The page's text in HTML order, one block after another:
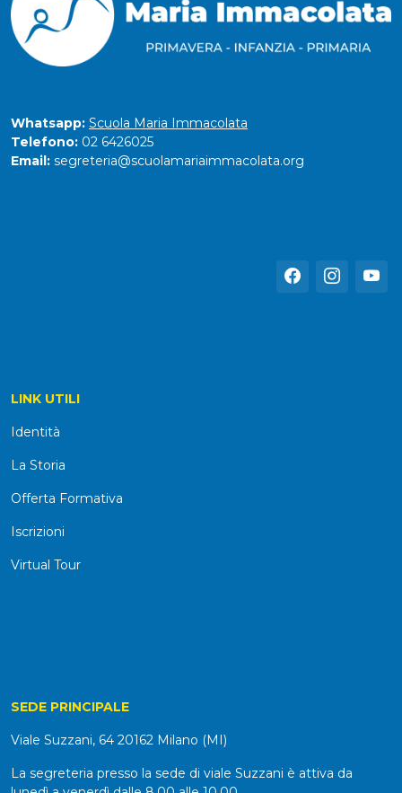
Whatsapp: Scuola Maria Immacolata
Telefono: 02 6426025
Email: segreteria@scuolamariaimmacolata.org
LINK UTILI
Identità
La Storia
Offerta Formativa
Iscrizioni
Virtual Tour
SEDE PRINCIPALE
Viale Suzzani, 64 20162 Milano (MI)
La segreteria presso la sede di viale Suzzani è attiva da